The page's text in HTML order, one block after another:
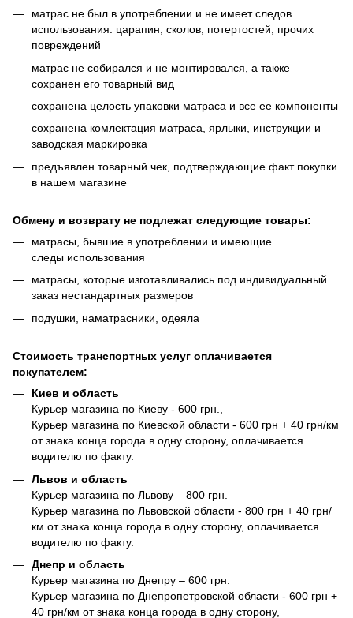
матрас не был в употреблении и не имеет следов
использования: царапин, сколов, потертостей, прочих
повреждений
матрас не собирался и не монтировался, а также
сохранен его товарный вид
сохранена целость упаковки матраса и все ее компоненты
сохранена комлектация матраса, ярлыки, инструкции и
заводская маркировка
предъявлен товарный чек, подтверждающие факт покупки
в нашем магазине
Обмену и возврату не подлежат следующие товары:
матрасы, бывшие в употреблении и имеющие
следы использования
матрасы, которые изготавливались под индивидуальный
заказ нестандартных размеров
подушки, наматрасники, одеяла
Стоимость транспортных услуг оплачивается
покупателем:
Киев и область
Курьер магазина по Киеву - 600 грн.,
Курьер магазина по Киевской области - 600 грн + 40 грн/км
от знака конца города в одну сторону, оплачивается
водителю по факту.
Львов и область
Курьер магазина по Львову – 800 грн.
Курьер магазина по Львовской области - 800 грн + 40 грн/
км от знака конца города в одну сторону, оплачивается
водителю по факту.
Днепр и область
Курьер магазина по Днепру – 600 грн.
Курьер магазина по Днепропетровской области - 600 грн +
40 грн/км от знака конца города в одну сторону,